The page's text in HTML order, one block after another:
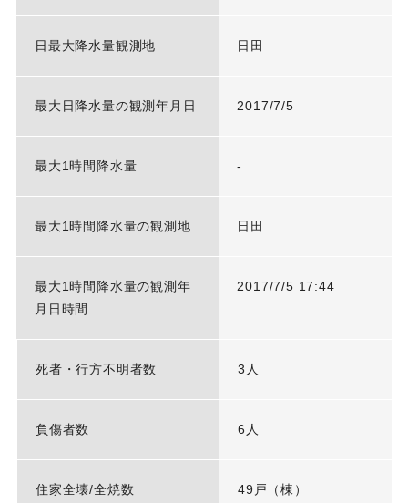
日最大降水量観測地 日田
最大日降水量の観測年月日 2017/7/5
最大1時間降水量 -
最大1時間降水量の観測地 日田
最大1時間降水量の観測年
月日時間
2017/7/5 17:44
死者・行方不明者数 3人
負傷者数 6人
住家全壊/全焼数 49戸（棟）